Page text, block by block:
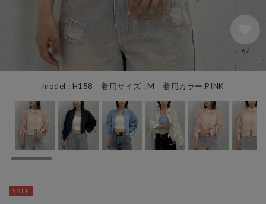
model : H158 着用サイズ : M 着用カラー:PINK
67